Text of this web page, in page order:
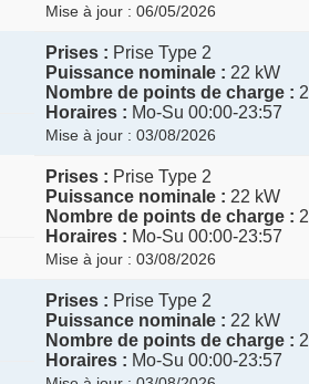
Mise à jour : 06/05/2026
Prises : Prise Type 2
Puissance nominale : 22 kW
Nombre de points de charge : 2
Horaires : Mo-Su 00:00-23:57
Mise à jour : 03/08/2026
Prises : Prise Type 2
Puissance nominale : 22 kW
Nombre de points de charge : 2
Horaires : Mo-Su 00:00-23:57
Mise à jour : 03/08/2026
Prises : Prise Type 2
Puissance nominale : 22 kW
Nombre de points de charge : 2
Horaires : Mo-Su 00:00-23:57